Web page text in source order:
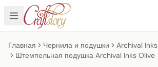
Главная Чернила и подушки
Archival Inks
Штемпельная подушка Archival Inks Olive